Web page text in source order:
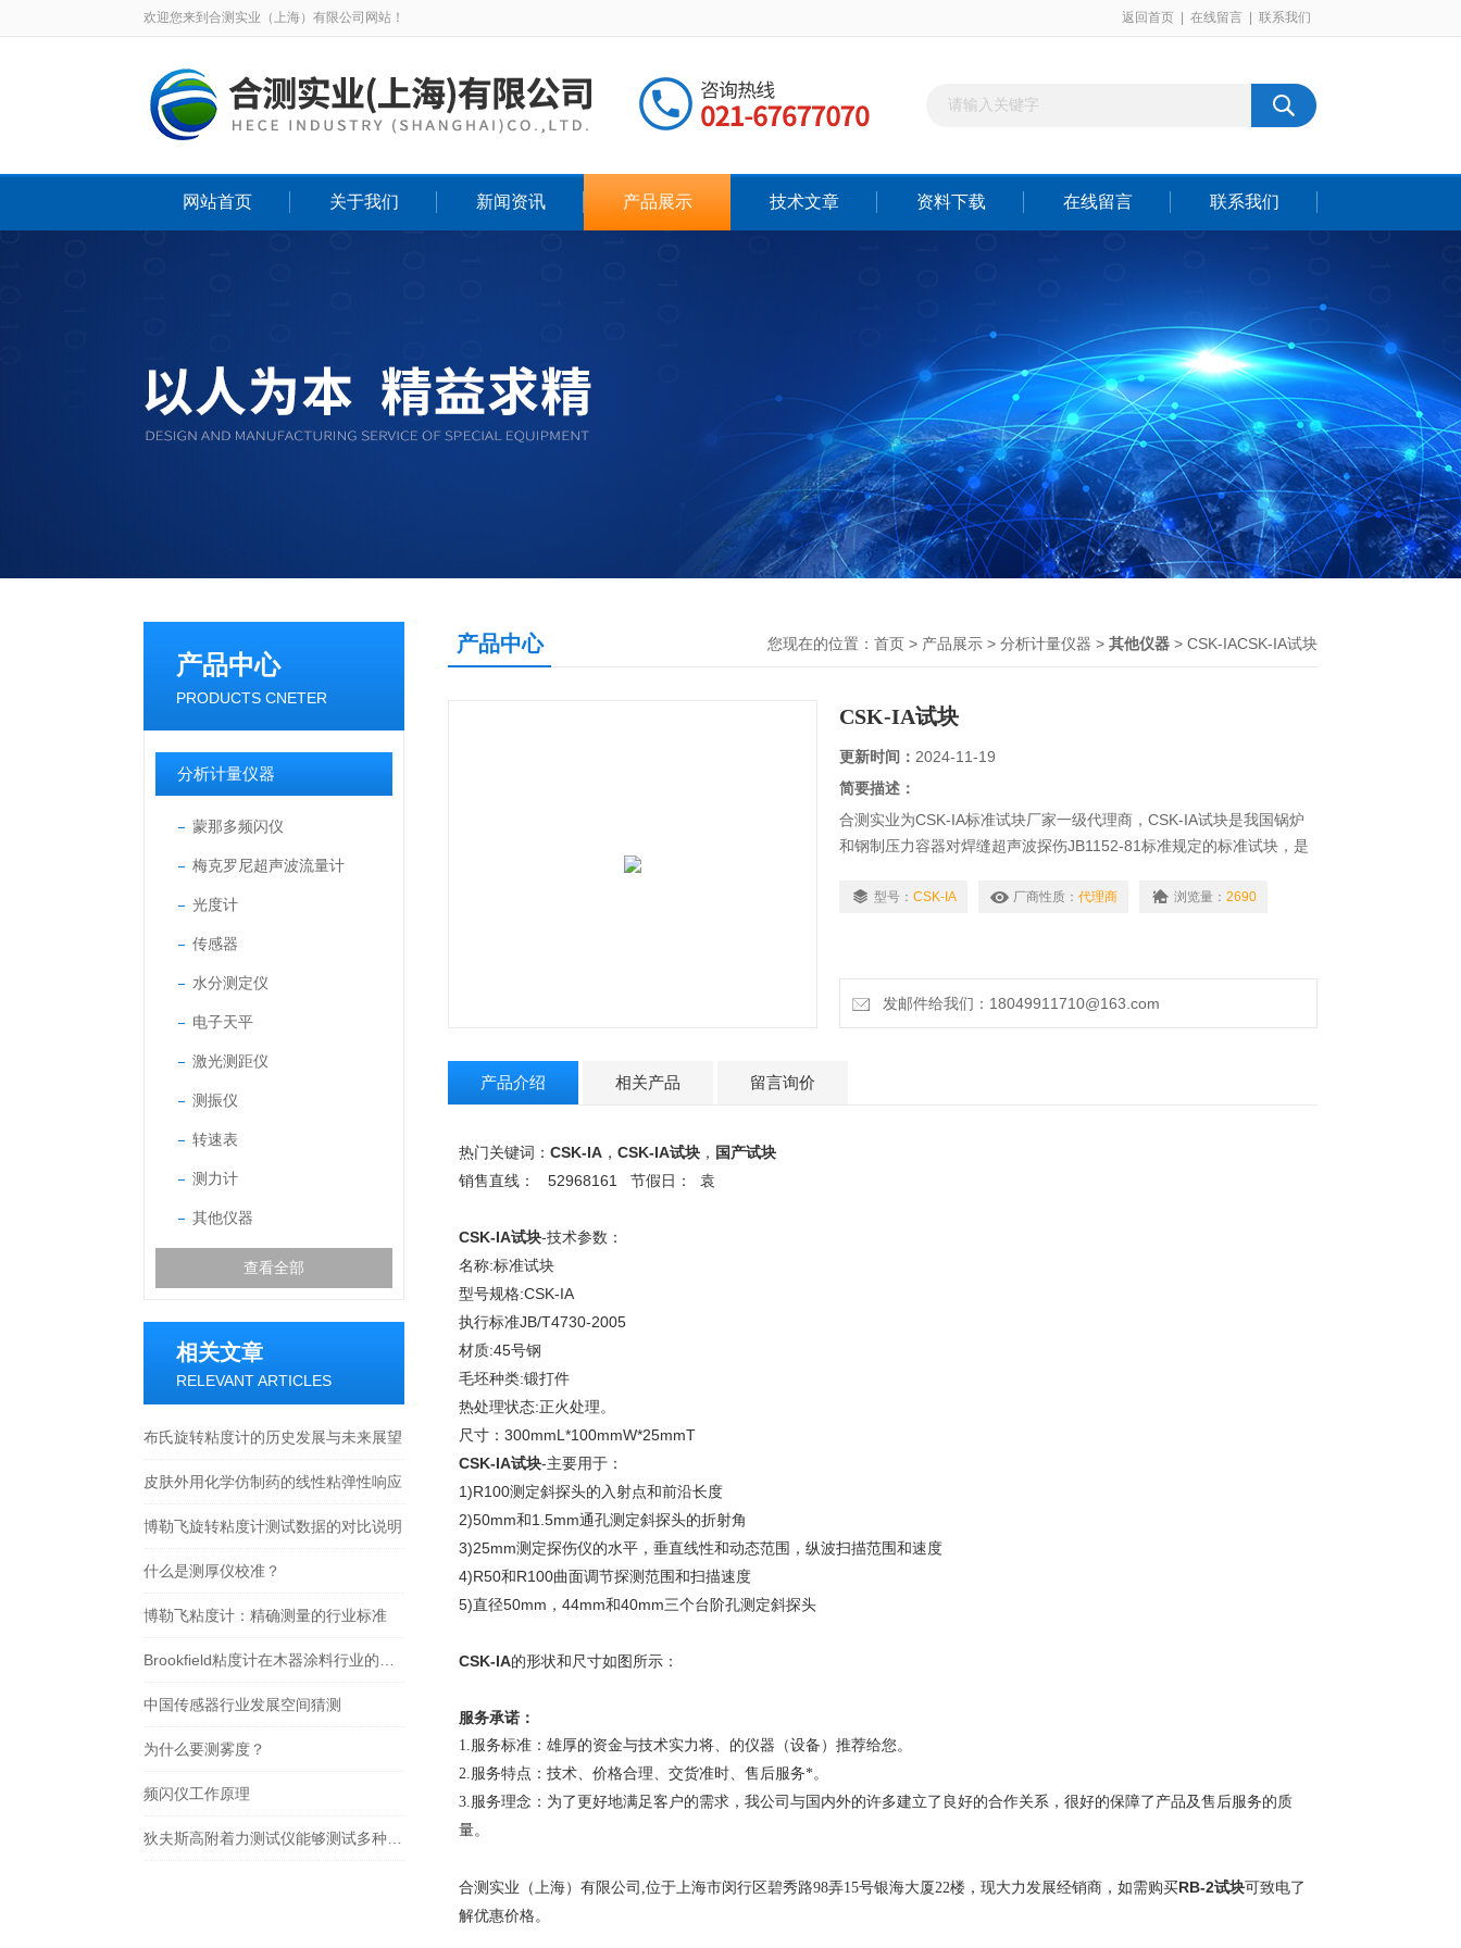
欢迎您来到合测实业（上海）有限公司网站！ 返回首页 在线留言 联系我们
网站首页 关于我们 新闻资讯 产品展示 技术文章 资料下载 在线留言 联系我们
产品中心
PRODUCTS CNETER
分析计量仪器
蒙那多频闪仪
梅克罗尼超声波流量计
光度计
传感器
水分测定仪
电子天平
激光测距仪
测振仪
转速表
测力计
其他仪器
查看全部
相关文章
RELEVANT ARTICLES
布氏旋转粘度计的历史发展与未来展望
皮肤外用化学仿制药的线性粘弹性响应
博勒飞旋转粘度计测试数据的对比说明
什么是测厚仪校准？
博勒飞粘度计：精确测量的行业标准
中国传感器行业发展空间猜测
为什么要测雾度？
频闪仪工作原理
产品中心 您现在的位置： 首页 > 产品展示 > 分析计量仪器 > 其他仪器 > CSK-IACSK-IA试块
CSK-IA试块
更新时间： 2024-11-19
简要描述：
合测实业为CSK-IA标准试块厂家一级代理商，CSK-IA试块是我国锅炉
和钢制压力容器对焊缝超声波探伤JB1152-81标准规定的标准试块，是
2005。型号： CSK-IA 厂商性质： 代理商 浏览量： 2690
发邮件给我们：18049911710@163.com
产品介绍 相关产品 留言询价
热门关键词： CSK-IA ， CSK-IA试块 ， 国产试块
销售直线： 52968161 节假日： 袁
CSK-IA试块-技术参数：
名称:标准试块
型号规格:CSK-IA
执行标准JB/T4730-2005
材质:45号钢
毛坯种类:锻打件
热处理状态:正火处理。
尺寸：300mmL*100mmW*25mmT
CSK-IA试块-主要用于：
1)R100测定斜探头的入射点和前沿长度
2)50mm和1.5mm通孔测定斜探头的折射角
3)25mm测定探伤仪的水平，垂直线性和动态范围，纵波扫描范围和速度
4)R50和R100曲面调节探测范围和扫描速度
5)直径50mm，44mm和40mm三个台阶孔测定斜探头
CSK-IA的形状和尺寸如图所示：
服务承诺：
1.服务标准：雄厚的资金与技术实力将、的仪器（设备）推荐给您。
2.服务特点：技术、价格合理、交货准时、售后服务*。
3.服务理念：为了更好地满足客户的需求，我公司与国内外的许多建立了良好的合作关系，很好的保障了产品及售后服务的质
量。
合测实业（上海）有限公司 ,位于上海市闵行区碧秀路98弄15号银海大厦22楼，现大力发展经销商，如需购买RB-2试块可致电了
解优惠价格。